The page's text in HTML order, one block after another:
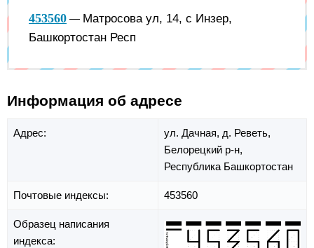
453560 — Матросова ул, 14, с Инзер,
Башкортостан Респ
Информация об адресе
Адрес: ул. Дачная, д. Реветь,
Белорецкий р-н,
Республика Башкортостан
Почтовые индексы: 453560
Образец написания
индекса: